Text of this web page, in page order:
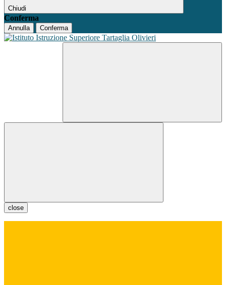
Chiudi
Conferma
Annulla Conferma
close